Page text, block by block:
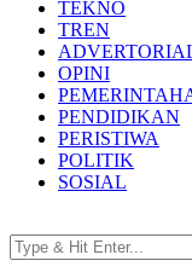
TEKNO
TREN
OPINI
PENDIDIKAN
PERISTIWA
POLITIK
SOSIAL